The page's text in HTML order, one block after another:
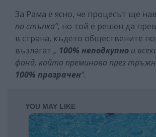
За Рама е ясно, че процесът ще
по стъпка“, но той е решен да
в страна, където обществените
възлагат „ 100% неподкупно и
фонд, който преминава през
100% прозрачен“.